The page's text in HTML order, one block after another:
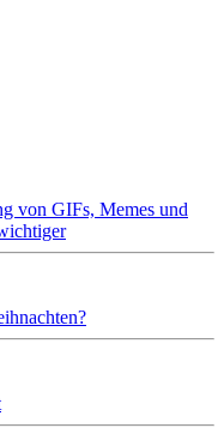
von GIFs, Memes und